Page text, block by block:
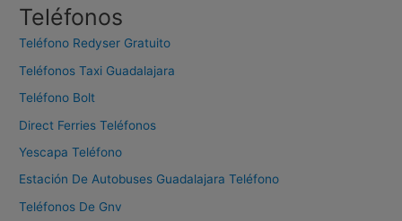
c
:
Teléfonos
Teléfono Redyser Gratuito
Teléfonos Taxi Guadalajara
Teléfono Bolt
Direct Ferries Teléfonos
Yescapa Teléfono
Estación De Autobuses Guadalajara Teléfono
Teléfonos De Gnv